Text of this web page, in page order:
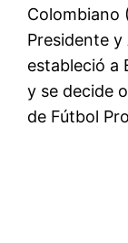
Colombiano
Presidente
estableció a
y se decide
de Fútbol